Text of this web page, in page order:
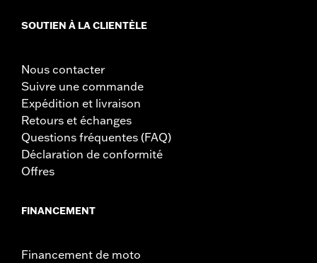
SOUTIEN À LA CLIENTÈLE
Nous contacter
Suivre une commande
Expédition et livraison
Retours et échanges
Questions fréquentes (FAQ)
Déclaration de conformité
Offres
FINANCEMENT
Financement de moto